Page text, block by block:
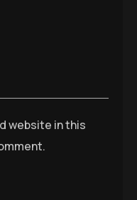
website in this